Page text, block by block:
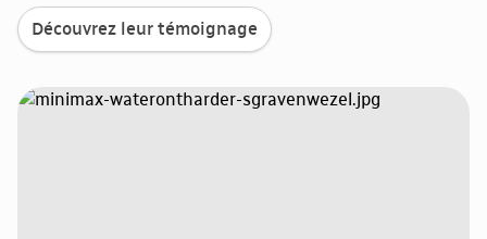
Découvrez leur témoignage